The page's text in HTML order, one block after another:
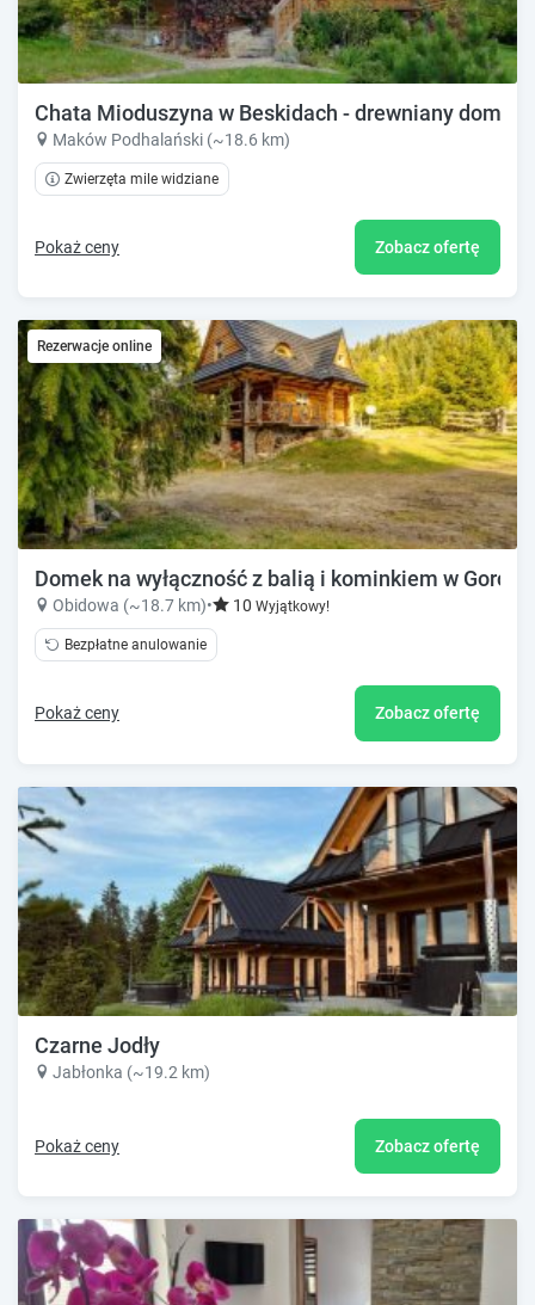
Chata Mioduszyna w Beskidach - drewniany dom z
Maków Podhalański (~18.6 km)
Zwierzęta mile widziane
Pokaż ceny Zobacz ofertę
Rezerwacje online
Domek na wyłączność z balią i kominkiem w
Obidowa (~18.7 km)• 10 Wyjątkowy!
Bezpłatne anulowanie
Pokaż ceny Zobacz ofertę
Czarne Jodły
Jabłonka (~19.2 km)
Pokaż ceny Zobacz ofertę